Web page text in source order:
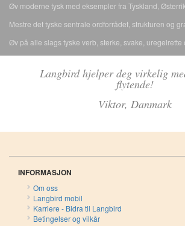
Øv moderne tysk med eksempler fra Tyskland,
Mestre det tyske sentrale ordforrådet, strukturen og
Øv på alle slags tyske verb, sterke, svake, uregelrette
Langbird hjelper deg virkelig
flytende!
Viktor, Danmark
INFORMASJON
Om oss
Langbird mobil
Karriere - Bidra til Langbird
Betingelser og vilkår